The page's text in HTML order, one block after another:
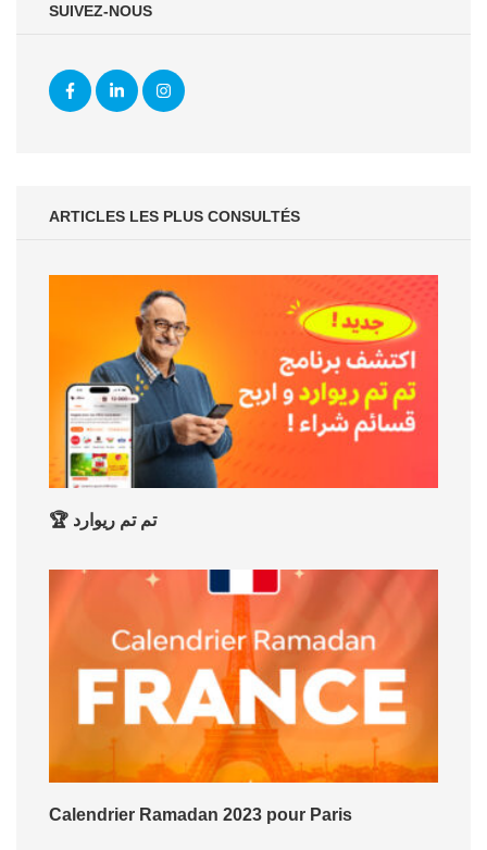
SUIVEZ-NOUS
ARTICLES LES PLUS CONSULTÉS
🏆 تم تم ريوارد
Calendrier Ramadan 2023 pour Paris